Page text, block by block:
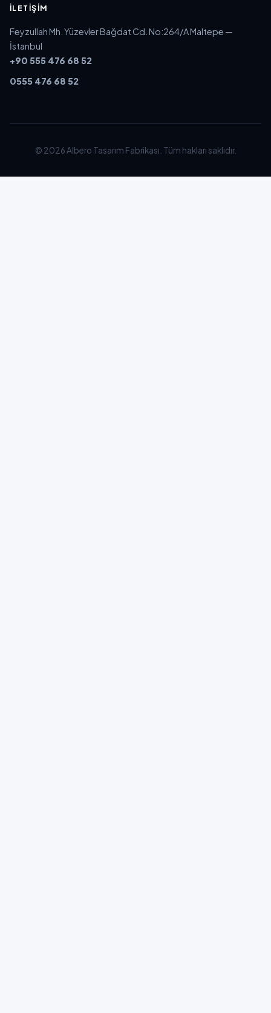
İLETIŞIM
Feyzullah Mh. Yüzevler Bağdat Cd. No:264/A Maltepe —
İstanbul
+90 555 476 68 52
0555 476 68 52
© 2026 Albero Tasarım Fabrikası. Tüm hakları saklıdır.